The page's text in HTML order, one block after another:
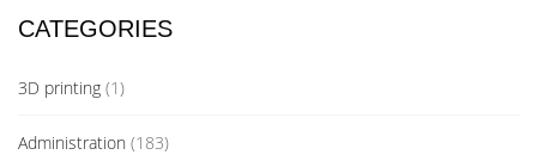
CATEGORIES
3D printing (1)
Administration (183)